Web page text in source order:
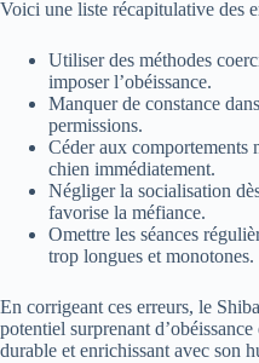
Voici une liste récapitulative des
Utiliser des méthodes
imposer l’obéissance.
Manquer de constance
permissions.
Céder aux comportements
chien immédiatement.
Négliger la socialisation
favorise la méfiance.
Omettre les séances
trop longues et monotones.
En corrigeant ces erreurs, le
potentiel surprenant
durable et enrichissant avec son